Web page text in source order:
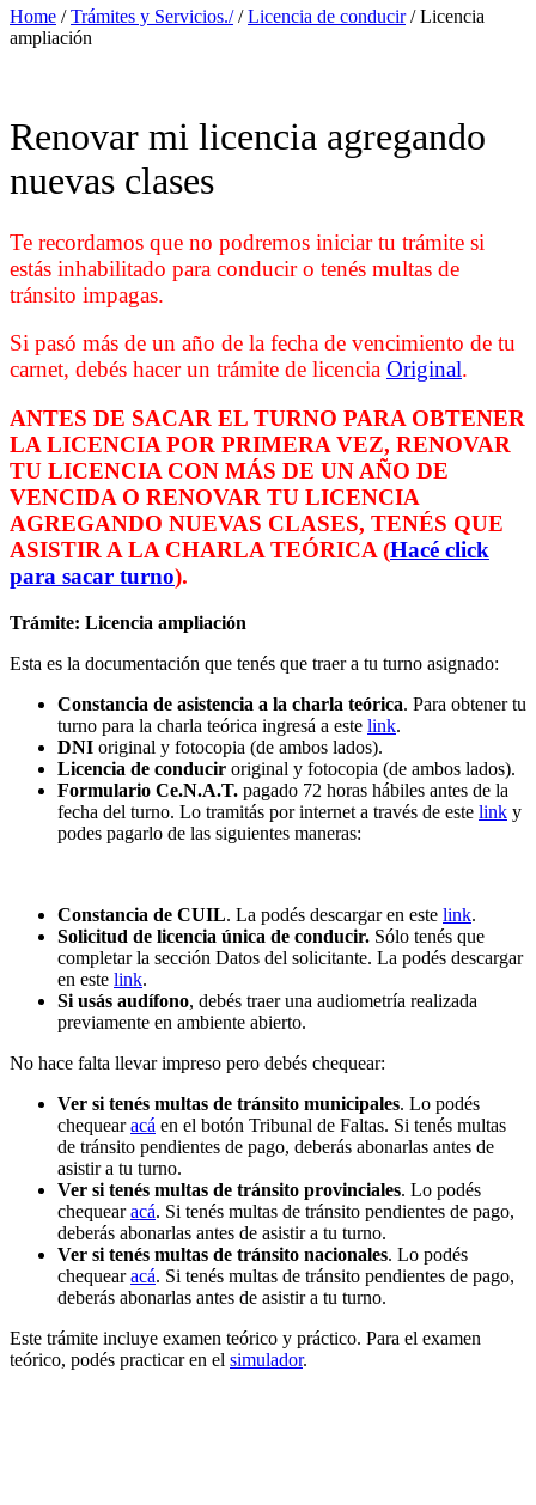
Home /Trámites y Servicios./ /Licencia de conducir /Licencia
ampliación
Renovar mi licencia agregando
nuevas clases
Te recordamos que no podremos iniciar tu trámite si
estás inhabilitado para conducir o tenés multas de
tránsito impagas.
Si pasó más de un año de la fecha de vencimiento de tu
carnet, debés hacer un trámite de licencia Original.
ANTES DE SACAR EL TURNO PARA OBTENER
LA LICENCIA POR PRIMERA VEZ, RENOVAR
TU LICENCIA CON MÁS DE UN AÑO DE
VENCIDA O RENOVAR TU LICENCIA
AGREGANDO NUEVAS CLASES, TENÉS QUE
ASISTIR A LA CHARLA TEÓRICA (Hacé click
para sacar turno).
Trámite: Licencia ampliación
Esta es la documentación que tenés que traer a tu turno asignado:
Constancia de asistencia a la charla teórica. Para obtener tu
turno para la charla teórica ingresá a este link.
DNI original y fotocopia (de ambos lados).
Licencia de conducir original y fotocopia (de ambos lados).
Formulario Ce.N.A.T. pagado 72 horas hábiles antes de la
fecha del turno. Lo tramitás por internet a través de este link y
podes pagarlo de las siguientes maneras:
Constancia de CUIL. La podés descargar en este link.
Solicitud de licencia única de conducir. Sólo tenés que
completar la sección Datos del solicitante. La podés descargar
en este link.
Si usás audífono, debés traer una audiometría realizada
previamente en ambiente abierto.
No hace falta llevar impreso pero debés chequear:
Ver si tenés multas de tránsito municipales. Lo podés
chequearacá en el botón Tribunal de Faltas. Si tenés multas
de tránsito pendientes de pago, deberás abonarlas antes de
asistir a tu turno.
Ver si tenés multas de tránsito provinciales. Lo podés
chequearacá. Si tenés multas de tránsito pendientes de pago,
deberás abonarlas antes de asistir a tu turno.
Ver si tenés multas de tránsito nacionales. Lo podés
chequearacá. Si tenés multas de tránsito pendientes de pago,
deberás abonarlas antes de asistir a tu turno.
Este trámite incluye examen teórico y práctico. Para el examen
teórico, podés practicar en el simulador.